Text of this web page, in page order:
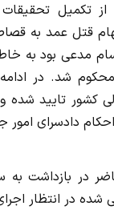
تکمیل
قتل عمد به
مدعی بود به
محکوم شد. در
عالی کشور تایید
دادسرای امور
در بازداشت به
در انتظار